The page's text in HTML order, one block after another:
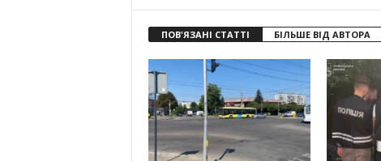
ПОВ'ЯЗАНІ СТАТТІ БІЛЬШЕ ВІД АВТОРА